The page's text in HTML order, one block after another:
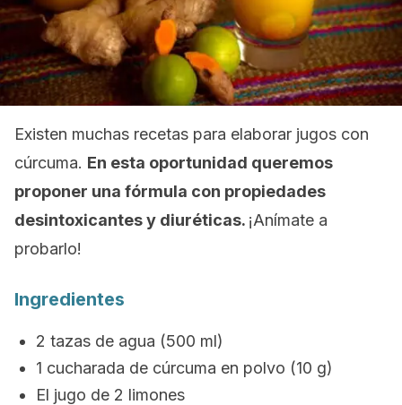
Existen muchas recetas para elaborar jugos con
cúrcuma. En esta oportunidad queremos
proponer una fórmula con propiedades
desintoxicantes y diuréticas. ¡Anímate a
probarlo!
Ingredientes
2 tazas de agua (500 ml)
1 cucharada de cúrcuma en polvo (10 g)
El jugo de 2 limones